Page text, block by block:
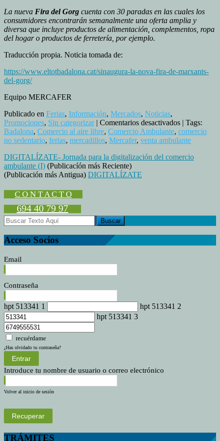
La nueva Fira del Gorg cuenta con 30 paradas en las cuales los
consumidores encontrarán semanalmente una oferta amplia y
diversa que incluye productos de alimentación, complementos, ropa
del hogar o productos de ferretería, por ejemplo.
Traducción propia. Noticia tomada de:
https://www.eltotbadalona.cat/sinaugura-la-nova-fira-de-marxants-
del-gorg/
Equipo MERCAFER
Publicado en Ferias, Información, Mercados, Noticias,
Promociones, Sin categorizar| Comentarios desactivadosen
Inauguración
de
nuevo
| Tags:
Badalona, Comercio al aire libre, Comercio Ambulante, comercio
no sedentario, ferias, mercadillos, Mercafer, venta ambulante
DIGITALÍZATE- Jornada para la digitalización del comercio
ambulante (I) (Publicacíón más Reciente)
(Publicación más Antigua) DIGITALÍZATE
C O N T A C T O
694 40 79 97
Acceso Socios
Email
Contraseña
hpt 513341 1
hpt 513341 2
hpt 513341 3
recuérdame
¿Has olvidado tu contraseña?
Entrar
Introduce tu nombre de usuario o correo electrónico
Volver al inicio de sesión
Recuperar
TRÁMITES